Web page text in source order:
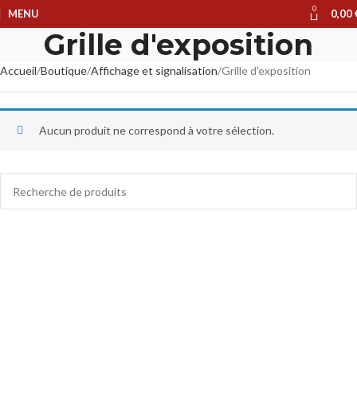
MENU 0 0,00
Grille d'exposition
Accueil Boutique Affichage et signalisation Grille d'exposition
Aucun produit ne correspond à votre sélection.